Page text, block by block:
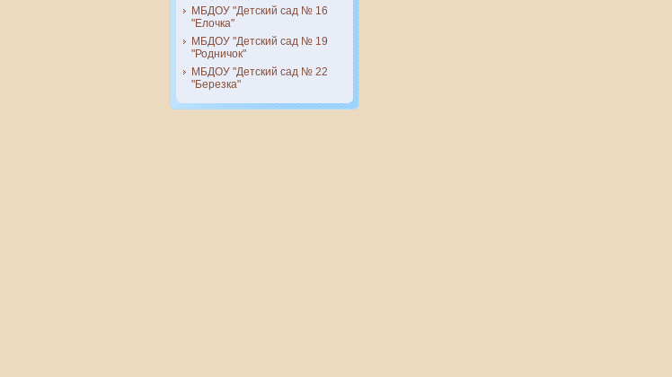
МБДОУ "Детский сад № 16
"Елочка"
МБДОУ "Детский сад № 19
"Родничок"
МБДОУ "Детский сад № 22
"Березка"